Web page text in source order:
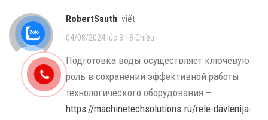
RobertSauth viết:
04/08/2024 lúc 3:18 Chiều
Подготовка воды осуществляет ключевую
роль в сохранении эффективной работы
технологического оборудования –
https://machinetechsolutions.ru/rele-davlenija-